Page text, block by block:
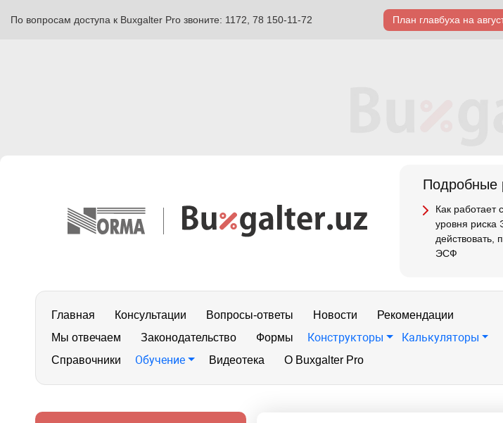
По вопросам доступа к Buxgalter Pro звоните: 1172, 78 150-11-72 План главбуха на
Подробные
Как работает
уровня риска
действовать,
ЭСФ
Главная Консультации Вопросы-ответы Новости
Рекомендации
Мы отвечаем
Законодательство Формы Конструкторы Калькуляторы
Справочники Обучение Видеотека О Buxgalter Pro